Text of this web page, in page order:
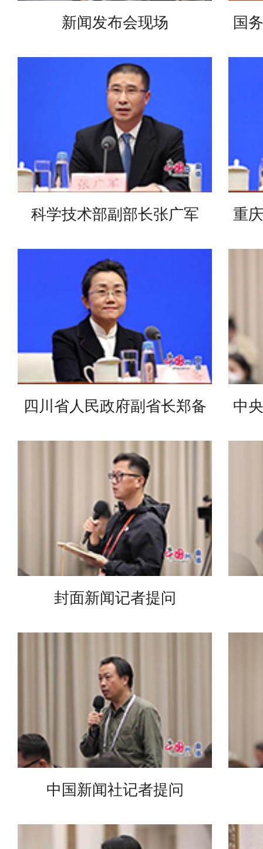
新闻发布会现场
科学技术部副部长张广军
四川省人民政府副省长郑备
封面新闻记者提问
中国新闻社记者提问